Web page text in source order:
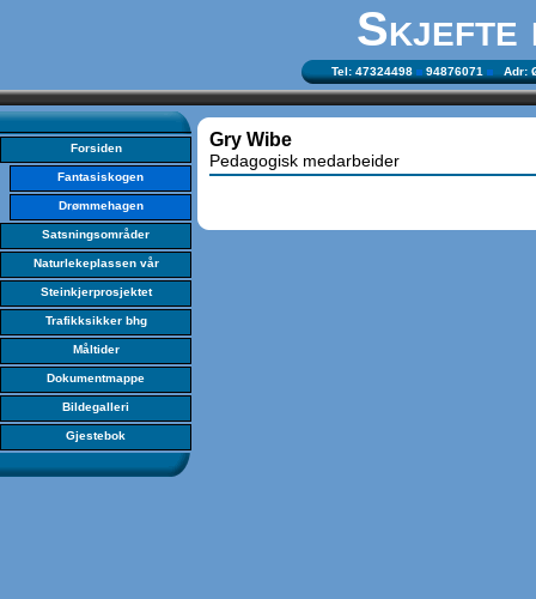
Skjefte
Tel: 47324498 94876071 Adr:
Forsiden
Fantasiskogen
Drømmehagen
Satsningsområder
Naturlekeplassen vår
Steinkjerprosjektet
Trafikksikker bhg
Måltider
Dokumentmappe
Bildegalleri
Gjestebok
Gry Wibe
Pedagogisk medarbeider